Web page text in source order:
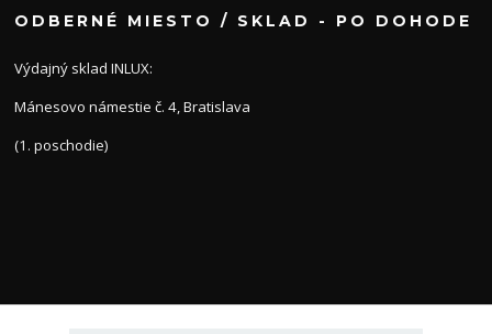
ODBERNÉ MIESTO / SKLAD - PO DOHODE
Výdajný sklad INLUX:
Mánesovo námestie č. 4, Bratislava
(1. poschodie)